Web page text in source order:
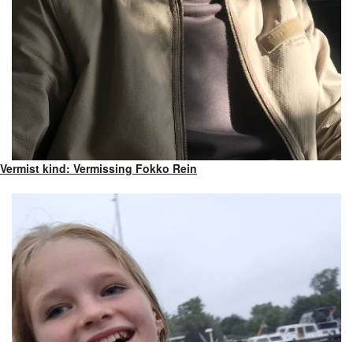
Vermist kind: Vermissing Fokko Rein